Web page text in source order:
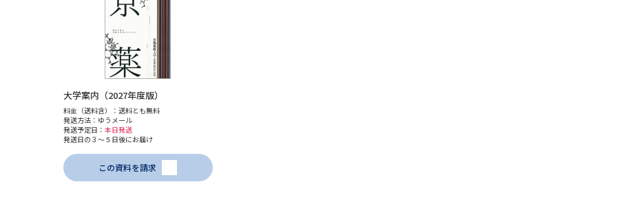
大学案内（2027年度版）
料金（送料含）：送料とも無料
発送方法：ゆうメール
発送予定日： 本日発送
発送日の３～５日後にお届け
この資料を請求